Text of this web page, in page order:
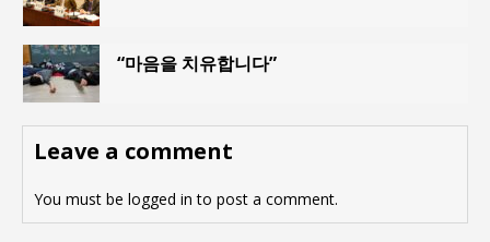
“마음을 치유합니다”
Leave a comment
You must be logged in to post a comment.